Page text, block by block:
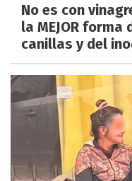
No es con
la MEJOR
canillas y del